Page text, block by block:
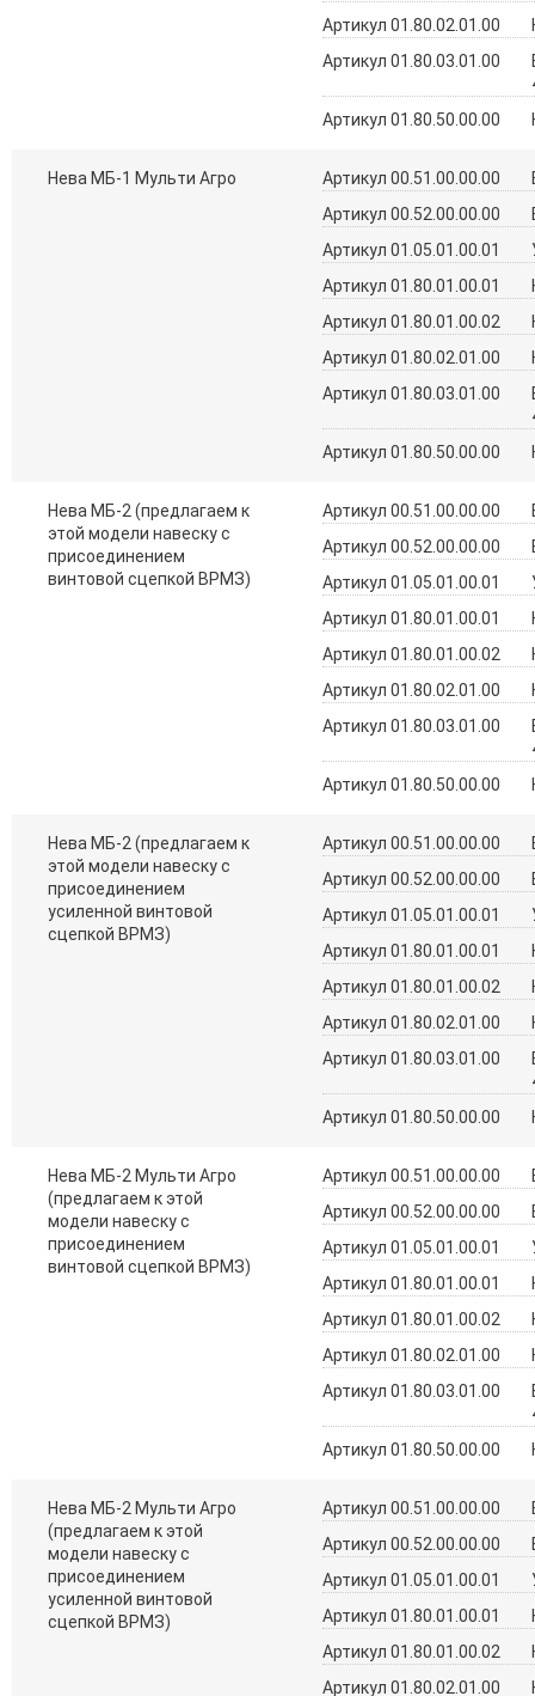
Артикул 01.80.02.01.00
Артикул 01.80.03.01.00
Артикул 01.80.50.00.00
Нева МБ-1 Мульти Агро Артикул 00.51.00.00.00
Артикул 00.52.00.00.00
Артикул 01.05.01.00.01
Артикул 01.80.01.00.01
Артикул 01.80.01.00.02
Артикул 01.80.02.01.00
Артикул 01.80.03.01.00
Артикул 01.80.50.00.00
Нева МБ-2 (предлагаем к
этой модели навеску с
присоединением
винтовой сцепкой ВРМЗ)
Артикул 00.51.00.00.00
Артикул 00.52.00.00.00
Артикул 01.05.01.00.01
Артикул 01.80.01.00.01
Артикул 01.80.01.00.02
Артикул 01.80.02.01.00
Артикул 01.80.03.01.00
Артикул 01.80.50.00.00
Нева МБ-2 (предлагаем к
этой модели навеску с
присоединением
усиленной винтовой
сцепкой ВРМЗ)
Артикул 00.51.00.00.00
Артикул 00.52.00.00.00
Артикул 01.05.01.00.01
Артикул 01.80.01.00.01
Артикул 01.80.01.00.02
Артикул 01.80.02.01.00
Артикул 01.80.03.01.00
Артикул 01.80.50.00.00
Нева МБ-2 Мульти Агро
(предлагаем к этой
модели навеску с
присоединением
винтовой сцепкой ВРМЗ)
Артикул 00.51.00.00.00
Артикул 00.52.00.00.00
Артикул 01.05.01.00.01
Артикул 01.80.01.00.01
Артикул 01.80.01.00.02
Артикул 01.80.02.01.00
Артикул 01.80.03.01.00
Артикул 01.80.50.00.00
Нева МБ-2 Мульти Агро
(предлагаем к этой
модели навеску с
присоединением
усиленной винтовой
сцепкой ВРМЗ)
Артикул 00.51.00.00.00
Артикул 00.52.00.00.00
Артикул 01.05.01.00.01
Артикул 01.80.01.00.01
Артикул 01.80.01.00.02
Артикул 01.80.02.01.00